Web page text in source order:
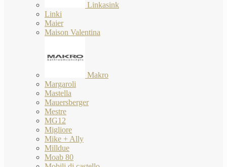
Linkasink
Linki
Maier
Maison Valentina
Makro
Margaroli
Mastella
Mauersberger
Mestre
MG12
Migliore
Mike + Ally
Milldue
Moab 80